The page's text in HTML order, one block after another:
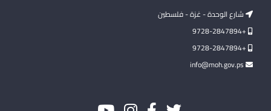
شارع الوحدة - غزة - فلسطين
+9728-2847894
+9728-2847894